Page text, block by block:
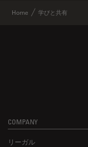
Home 学びと共有
COMPANY
リーガル